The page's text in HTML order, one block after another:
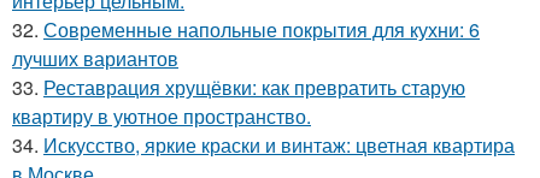
32. Современные напольные покрытия для кухни: 6
лучших вариантов
33. Реставрация хрущёвки: как превратить старую
квартиру в уютное пространство.
34. Искусство, яркие краски и винтаж: цветная квартира